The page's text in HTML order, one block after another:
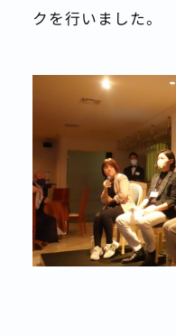
クを行いました。